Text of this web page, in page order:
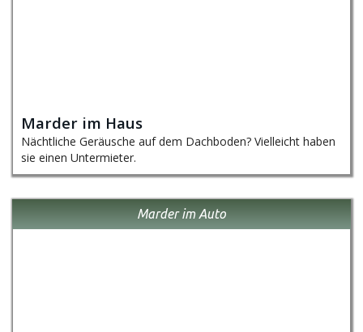
Marder im Haus
Nächtliche Geräusche auf dem Dachboden? Vielleicht haben
sie einen Untermieter.
Marder im Auto